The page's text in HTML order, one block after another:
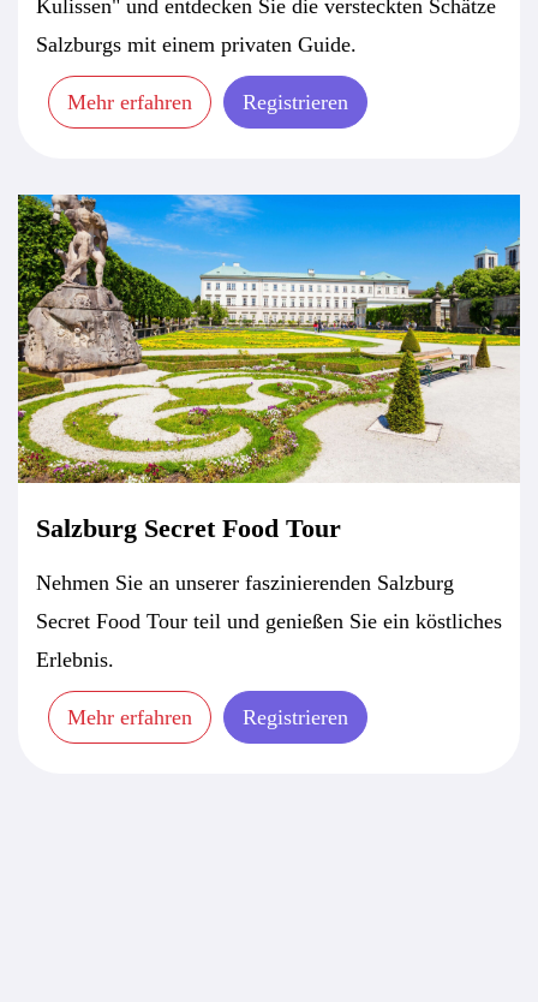
Kulissen" und entdecken Sie die versteckten Schätze
Salzburgs mit einem privaten Guide.
Mehr erfahren Registrieren
Salzburg Secret Food Tour
Nehmen Sie an unserer faszinierenden Salzburg
Secret Food Tour teil und genießen Sie ein köstliches
Erlebnis.
Mehr erfahren Registrieren